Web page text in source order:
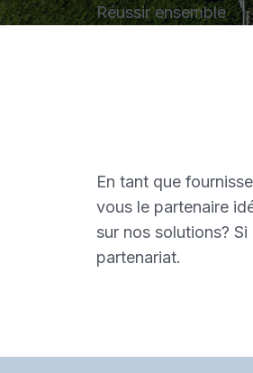
Réussir ensemble
En tant que
vous le partenaire
sur nos solutions?
partenariat.